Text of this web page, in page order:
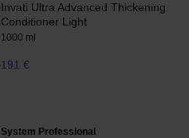
Invati Ultra Advanced Thickening
Conditioner Light
1000 ml
191 €
System Professional